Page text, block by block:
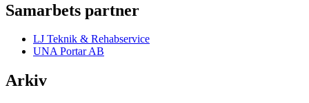
Samarbets partner
LJ Teknik & Rehabservice
UNA Portar AB
Arkiv